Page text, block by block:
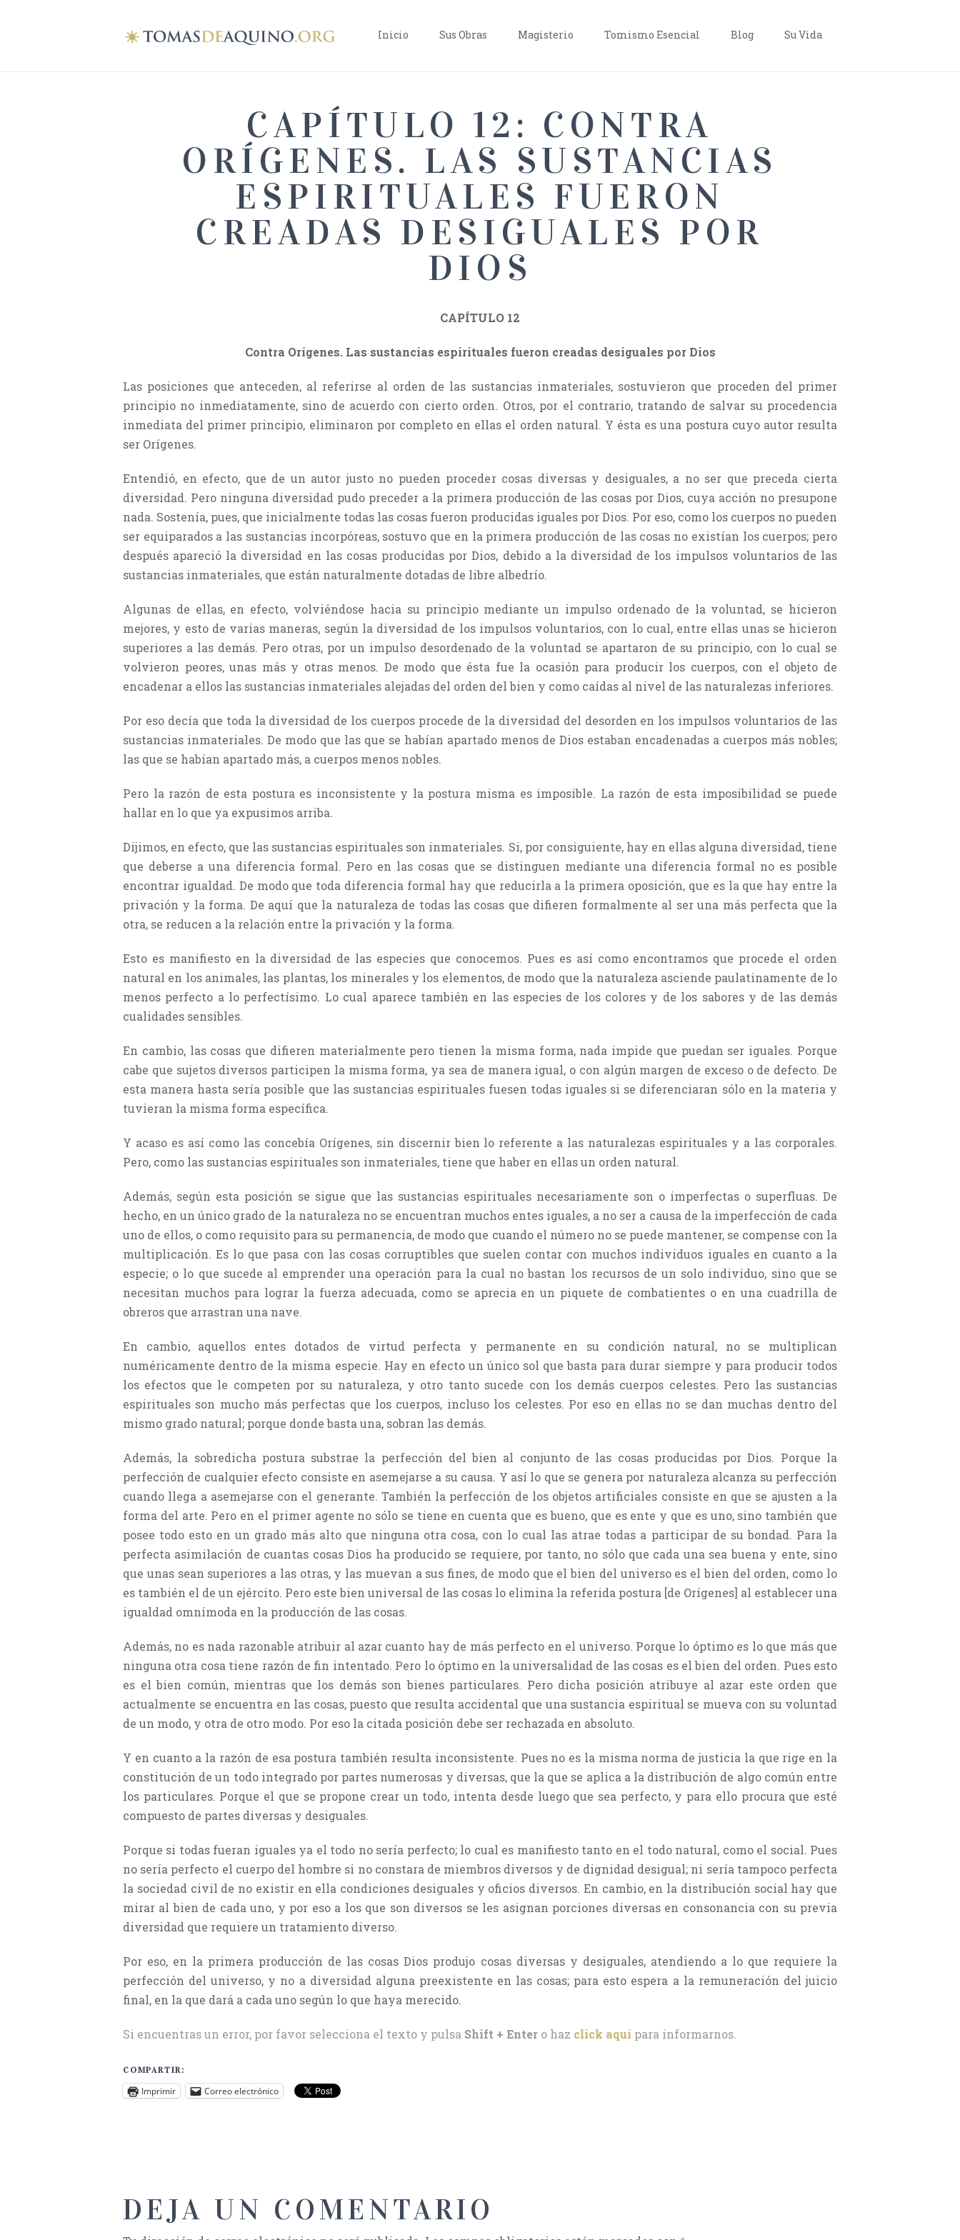
Inicio Sus Obras Magisterio Tomismo Esencial Blog Su Vida
CAPÍTULO 12: CONTRA
ORÍGENES. LAS SUSTANCIAS
ESPIRITUALES FUERON
CREADAS DESIGUALES POR
DIOS
CAPÍTULO 12
Contra Orígenes. Las sustancias espirituales fueron creadas desiguales por Dios
Las posiciones que anteceden, al referirse al orden de las sustancias inmateriales, sostuvieron que proceden del primer
principio no inmediatamente, sino de acuerdo con cierto orden. Otros, por el contrario, tratando de salvar su procedencia
inmediata del primer principio, eliminaron por completo en ellas el orden natural. Y ésta es una postura cuyo autor resulta
ser Orígenes.
Entendió, en efecto, que de un autor justo no pueden proceder cosas diversas y desiguales, a no ser que preceda cierta
diversidad. Pero ninguna diversidad pudo preceder a la primera producción de las cosas por Dios, cuya acción no presupone
nada. Sostenía, pues, que inicialmente todas las cosas fueron producidas iguales por Dios. Por eso, como los cuerpos no pueden
ser equiparados a las sustancias incorpóreas, sostuvo que en la primera producción de las cosas no existían los cuerpos; pero
después apareció la diversidad en las cosas producidas por Dios, debido a la diversidad de los impulsos voluntarios de las
sustancias inmateriales, que están naturalmente dotadas de libre albedrío.
Algunas de ellas, en efecto, volviéndose hacia su principio mediante un impulso ordenado de la voluntad, se hicieron
mejores, y esto de varias maneras, según la diversidad de los impulsos voluntarios, con lo cual, entre ellas unas se hicieron
superiores a las demás. Pero otras, por un impulso desordenado de la voluntad se apartaron de su principio, con lo cual se
volvieron peores, unas más y otras menos. De modo que ésta fue la ocasión para producir los cuerpos, con el objeto de
encadenar a ellos las sustancias inmateriales alejadas del orden del bien y como caídas al nivel de las naturalezas inferiores.
Por eso decía que toda la diversidad de los cuerpos procede de la diversidad del desorden en los impulsos voluntarios de las
sustancias inmateriales. De modo que las que se habían apartado menos de Dios estaban encadenadas a cuerpos más nobles;
las que se habían apartado más, a cuerpos menos nobles.
Pero la razón de esta postura es inconsistente y la postura misma es imposible. La razón de esta imposibilidad se puede
hallar en lo que ya expusimos arriba.
Dijimos, en efecto, que las sustancias espirituales son inmateriales. Si, por consiguiente, hay en ellas alguna diversidad, tiene
que deberse a una diferencia formal. Pero en las cosas que se distinguen mediante una diferencia formal no es posible
encontrar igualdad. De modo que toda diferencia formal hay que reducirla a la primera oposición, que es la que hay entre la
privación y la forma. De aquí que la naturaleza de todas las cosas que difieren formalmente al ser una más perfecta que la
otra, se reducen a la relación entre la privación y la forma.
Esto es manifiesto en la diversidad de las especies que conocemos. Pues es así como encontramos que procede el orden
natural en los animales, las plantas, los minerales y los elementos, de modo que la naturaleza asciende paulatinamente de lo
menos perfecto a lo perfectísimo. Lo cual aparece también en las especies de los colores y de los sabores y de las demás
cualidades sensibles.
En cambio, las cosas que difieren materialmente pero tienen la misma forma, nada impide que puedan ser iguales. Porque
cabe que sujetos diversos participen la misma forma, ya sea de manera igual, o con algún margen de exceso o de defecto. De
esta manera hasta sería posible que las sustancias espirituales fuesen todas iguales si se diferenciaran sólo en la materia y
tuvieran la misma forma específica.
Y acaso es así como las concebía Orígenes, sin discernir bien lo referente a las naturalezas espirituales y a las corporales.
Pero, como las sustancias espirituales son inmateriales, tiene que haber en ellas un orden natural.
Además, según esta posición se sigue que las sustancias espirituales necesariamente son o imperfectas o superfluas. De
hecho, en un único grado de la naturaleza no se encuentran muchos entes iguales, a no ser a causa de la imperfección de cada
uno de ellos, o como requisito para su permanencia, de modo que cuando el número no se puede mantener, se compense con la
multiplicación. Es lo que pasa con las cosas corruptibles que suelen contar con muchos individuos iguales en cuanto a la
especie; o lo que sucede al emprender una operación para la cual no bastan los recursos de un solo individuo, sino que se
necesitan muchos para lograr la fuerza adecuada, como se aprecia en un piquete de combatientes o en una cuadrilla de
obreros que arrastran una nave.
En cambio, aquellos entes dotados de virtud perfecta y permanente en su condición natural, no se multiplican
numéricamente dentro de la misma especie. Hay en efecto un único sol que basta para durar siempre y para producir todos
los efectos que le competen por su naturaleza, y otro tanto sucede con los demás cuerpos celestes. Pero las sustancias
espirituales son mucho más perfectas que los cuerpos, incluso los celestes. Por eso en ellas no se dan muchas dentro del
mismo grado natural; porque donde basta una, sobran las demás.
Además, la sobredicha postura substrae la perfección del bien al conjunto de las cosas producidas por Dios. Porque la
perfección de cualquier efecto consiste en asemejarse a su causa. Y así lo que se genera por naturaleza alcanza su perfección
cuando llega a asemejarse con el generante. También la perfección de los objetos artificiales consiste en que se ajusten a la
forma del arte. Pero en el primer agente no sólo se tiene en cuenta que es bueno, que es ente y que es uno, sino también que
posee todo esto en un grado más alto que ninguna otra cosa, con lo cual las atrae todas a participar de su bondad. Para la
perfecta asimilación de cuantas cosas Dios ha producido se requiere, por tanto, no sólo que cada una sea buena y ente, sino
que unas sean superiores a las otras, y las muevan a sus fines, de modo que el bien del universo es el bien del orden, como lo
es también el de un ejército. Pero este bien universal de las cosas lo elimina la referida postura [de Orígenes] al establecer una
igualdad omnímoda en la producción de las cosas.
Además, no es nada razonable atribuir al azar cuanto hay de más perfecto en el universo. Porque lo óptimo es lo que más que
ninguna otra cosa tiene razón de fin intentado. Pero lo óptimo en la universalidad de las cosas es el bien del orden. Pues esto
es el bien común, mientras que los demás son bienes particulares. Pero dicha posición atribuye al azar este orden que
actualmente se encuentra en las cosas, puesto que resulta accidental que una sustancia espiritual se mueva con su voluntad
de un modo, y otra de otro modo. Por eso la citada posición debe ser rechazada en absoluto.
Y en cuanto a la razón de esa postura también resulta inconsistente. Pues no es la misma norma de justicia la que rige en la
constitución de un todo integrado por partes numerosas y diversas, que la que se aplica a la distribución de algo común entre
los particulares. Porque el que se propone crear un todo, intenta desde luego que sea perfecto, y para ello procura que esté
compuesto de partes diversas y desiguales.
Porque si todas fueran iguales ya el todo no sería perfecto; lo cual es manifiesto tanto en el todo natural, como el social. Pues
no sería perfecto el cuerpo del hombre si no constara de miembros diversos y de dignidad desigual; ni sería tampoco perfecta
la sociedad civil de no existir en ella condiciones desiguales y oficios diversos. En cambio, en la distribución social hay que
mirar al bien de cada uno, y por eso a los que son diversos se les asignan porciones diversas en consonancia con su previa
diversidad que requiere un tratamiento diverso.
Por eso, en la primera producción de las cosas Dios produjo cosas diversas y desiguales, atendiendo a lo que requiere la
perfección del universo, y no a diversidad alguna preexistente en las cosas; para esto espera a la remuneración del juicio
final, en la que dará a cada uno según lo que haya merecido.
Si encuentras un error, por favor selecciona el texto y pulsa Shift + Enter o haz click aquí para informarnos.
COMPARTIR:
Imprimir Correo electrónico
DEJA UN COMENTARIO